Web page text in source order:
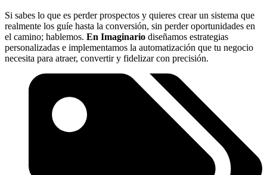
Si sabes lo que es perder prospectos y quieres crear un sistema que
realmente los guíe hasta la conversión, sin perder oportunidades en
el camino; hablemos. En Imaginario diseñamos estrategias
personalizadas e implementamos la automatización que tu negocio
necesita para atraer, convertir y fidelizar con precisión.